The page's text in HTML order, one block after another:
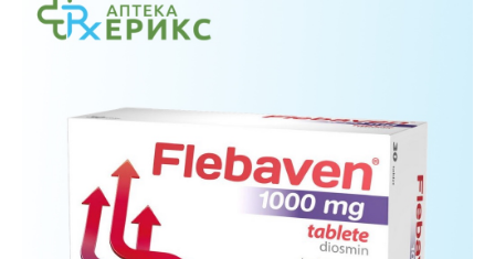
Интимно здравје
Лична хигиена